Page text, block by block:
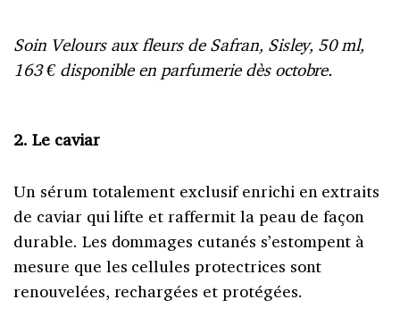
Soin Velours aux fleurs de Safran, Sisley, 50 ml,
163 € disponible en parfumerie dès octobre.
2. Le caviar
Un sérum totalement exclusif enrichi en extraits
de caviar qui lifte et raffermit la peau de façon
durable. Les dommages cutanés s’estompent à
mesure que les cellules protectrices sont
renouvelées, rechargées et protégées.